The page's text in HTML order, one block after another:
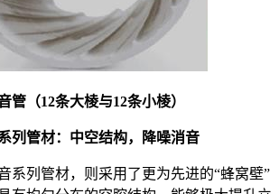
（12条大棱与12条小棱）
列管材：中空结构，降噪消音
列管材，则采用了更为先进的“蜂窝壁”